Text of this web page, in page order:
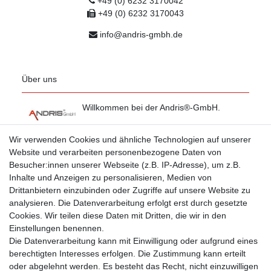
+49 (0) 6232 3170043
info@andris-gmbh.de
Über uns
Willkommen bei der Andris®-GmbH.
Mehr erfahren
Einkaufen
Zahlungsarten
Versandarten & -kosten
Widerrufsrecht
Warenkorb
Zur Kasse
Hilfe
B2B Registrierung
Wir verwenden Cookies und ähnliche Technologien auf unserer
Website und verarbeiten personenbezogene Daten von
Besucher:innen unserer Webseite (z.B. IP-Adresse), um z.B.
Inhalte und Anzeigen zu personalisieren, Medien von
Drittanbietern einzubinden oder Zugriffe auf unsere Website zu
analysieren. Die Datenverarbeitung erfolgt erst durch gesetzte
Cookies. Wir teilen diese Daten mit Dritten, die wir in den
Einstellungen benennen.
Die Datenverarbeitung kann mit Einwilligung oder aufgrund eines
berechtigten Interesses erfolgen. Die Zustimmung kann erteilt
oder abgelehnt werden. Es besteht das Recht, nicht einzuwilligen